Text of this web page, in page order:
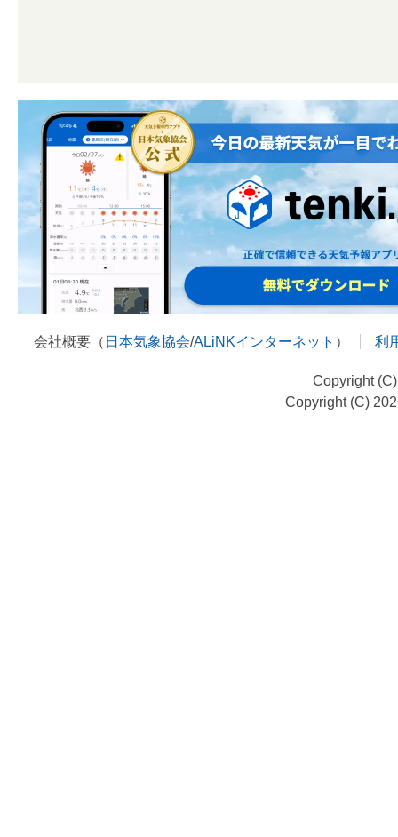
会社概要（ 日本気象協会/ALiNKインターネット ） 利
Copyright
Copyright (C)